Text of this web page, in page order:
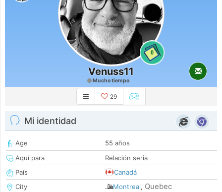
0
Venuss11
Mucho tiempo
29
Mi identidad
Age
55 años
Aquí para
Relación seria
País
Canadá
City
Montreal, Quebec